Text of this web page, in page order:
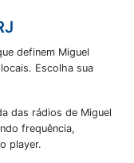
definem Miguel
Escolha sua
das rádios de Miguel
frequência,
player.